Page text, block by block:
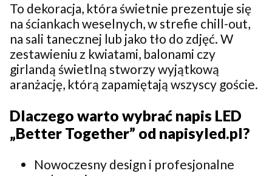
To dekoracja, która świetnie prezentuje się
na ściankach weselnych, w strefie chill-out,
na sali tanecznej lub jako tło do zdjęć. W
zestawieniu z kwiatami, balonami czy
girlandą świetlną stworzy wyjątkową
aranżację, którą zapamiętają wszyscy goście.
Dlaczego warto wybrać napis LED
„Better Together” od napisyled.pl?
Nowoczesny design i profesjonalne